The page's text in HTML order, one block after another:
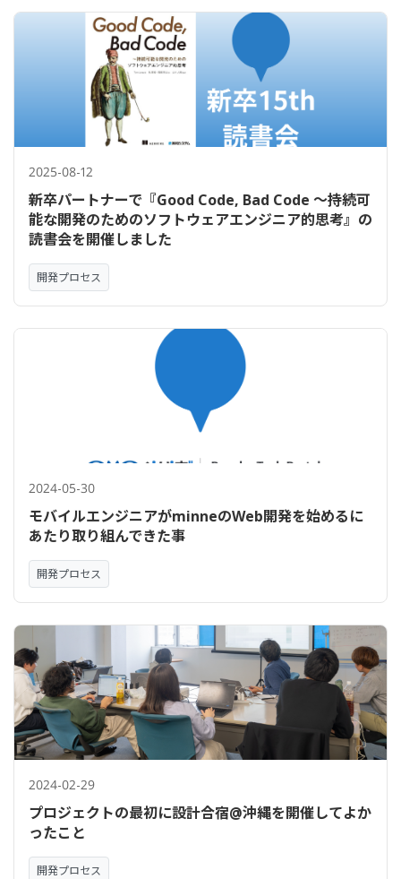
2025-08-12
新卒パートナーで『Good Code, Bad Code ～持続可
能な開発のためのソフトウェアエンジニア的思考』の
読書会を開催しました
開発プロセス
2024-05-30
モバイルエンジニアがminneのWeb開発を始めるに
あたり取り組んできた事
開発プロセス
2024-02-29
プロジェクトの最初に設計合宿@沖縄を開催してよか
ったこと
開発プロセス